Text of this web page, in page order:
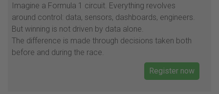
Imagine a Formula 1 circuit. Everything revolves
around control: data, sensors, dashboards, engineers.
But winning is not driven by data alone.
The difference is made through decisions taken both
before and during the race.
Register now